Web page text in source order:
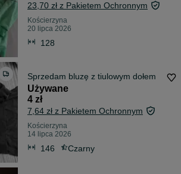
23,70 zł z Pakietem Ochronnym
Kościerzyna
20 lipca 2026
128
Sprzedam bluzę z tiulowym dołem
Używane
4 zł
7,64 zł z Pakietem Ochronnym
Kościerzyna
14 lipca 2026
146 Czarny